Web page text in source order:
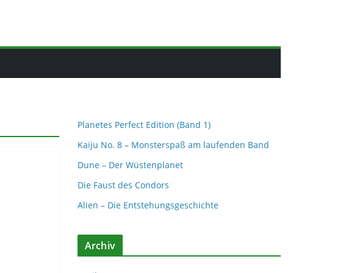
Planetes Perfect Edition (Band 1)
Kaiju No. 8 – Monsterspaß am laufenden Band
Dune – Der Wüstenplanet
Die Faust des Condors
Alien – Die Entstehungsgeschichte
Archiv